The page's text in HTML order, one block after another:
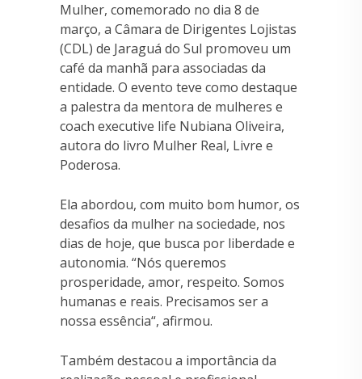
Mulher, comemorado no dia 8 de
março, a Câmara de Dirigentes Lojistas
(CDL) de Jaraguá do Sul promoveu um
café da manhã para associadas da
entidade. O evento teve como destaque
a palestra da mentora de mulheres e
coach executive life Nubiana Oliveira,
autora do livro Mulher Real, Livre e
Poderosa.
Ela abordou, com muito bom humor, os
desafios da mulher na sociedade, nos
dias de hoje, que busca por liberdade e
autonomia. “Nós queremos
prosperidade, amor, respeito. Somos
humanas e reais. Precisamos ser a
nossa essência“, afirmou.
Também destacou a importância da